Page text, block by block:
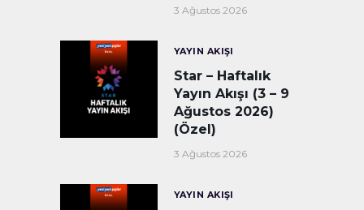
3 Ağustos 2026
YAYIN AKIŞI
Star – Haftalık
Yayın Akışı (3 – 9
Ağustos 2026)
(Özel)
3 Ağustos 2026
YAYIN AKIŞI